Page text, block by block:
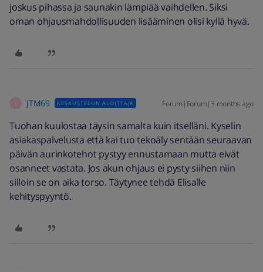
joskus pihassa ja saunakin lämpiää vaihdellen. Siksi
oman ohjausmahdollisuuden lisääminen olisi kyllä hyvä.
JTM69 KESKUSTELUN ALOITTAJA Forum|Forum|3 months ago
Tuohan kuulostaa täysin samalta kuin itselläni. Kyselin
asiakaspalvelusta että kai tuo tekoäly sentään seuraavan
päivän aurinkotehot pystyy ennustamaan mutta eivät
osanneet vastata. Jos akun ohjaus ei pysty siihen niin
silloin se on aika torso. Täytynee tehdä Elisalle
kehityspyyntö.